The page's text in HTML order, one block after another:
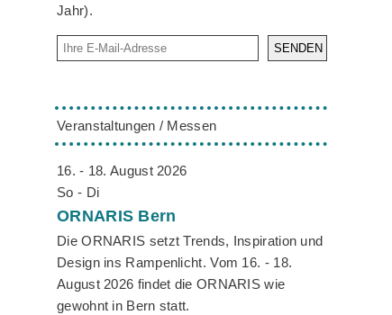
Jahr).
SENDEN
Veranstaltungen / Messen
16. - 18. August 2026
So - Di
ORNARIS Bern
Die ORNARIS setzt Trends, Inspiration und
Design ins Rampenlicht. Vom 16. - 18.
August 2026 findet die ORNARIS wie
gewohnt in Bern statt.